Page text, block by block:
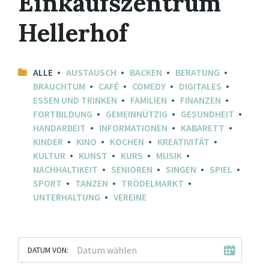
Hellerhof
ALLE AUSTAUSCH BACKEN
BERATUNG
BRAUCHTUM
CAFÉ COMEDY
DIGITALES
ESSEN UND TRINKEN
FAMILIEN
FINANZEN
FORTBILDUNG
GEMEINNÜTZIG
GESUNDHEIT
HANDARBEIT
INFORMATIONEN
KABARETT
KINDER
KINO KOCHEN
KREATIVITÄT
KULTUR
KUNST KURS
MUSIK
NACHHALTIKEIT
SENIOREN SINGEN
SPIEL
SPORT
TANZEN
TRÖDELMARKT
UNTERHALTUNG
VEREINE
DATUM VON: